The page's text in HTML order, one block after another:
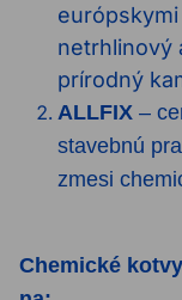
európskymi
netrhlinový
prírodný
ALLFIX –
stavebnú
zmesi
Chemické